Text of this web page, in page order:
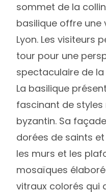
sommet de la
basilique offre une
Lyon. Les visiteurs
tour pour une
spectaculaire de la
La basilique
fascinant de
byzantin. Sa
dorées de saints et
les murs et les
mosaïques
vitraux colorés qui